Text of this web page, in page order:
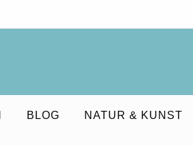
BLOG NATUR & KUNST